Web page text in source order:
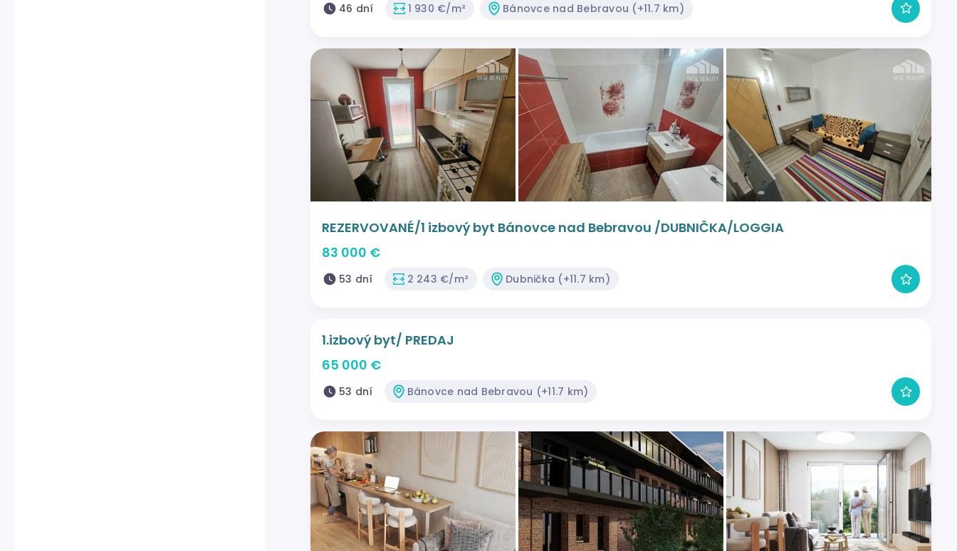
46 dní 1 930 €/m² Bánovce nad Bebravou (+11.7 km)
REZERVOVANÉ/1 izbový byt Bánovce nad Bebravou /DUBNIČKA/LOGGIA
83 000 €
53 dní 2 243 €/m² Dubnička (+11.7 km)
1.izbový byt/ PREDAJ
65 000 €
53 dní Bánovce nad Bebravou (+11.7 km)